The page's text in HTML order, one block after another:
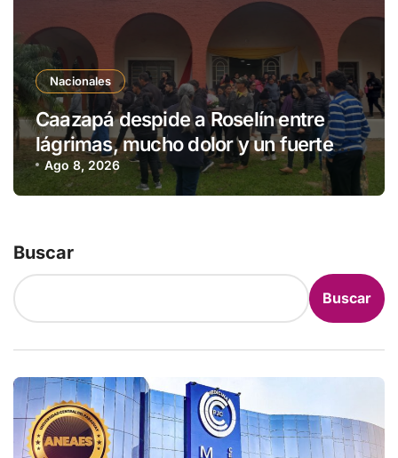
Nacionales
Caazapá despide a Roselín entre
lágrimas, mucho dolor y un fuerte
pedido de justicia
Ago 8, 2026
Buscar
Buscar